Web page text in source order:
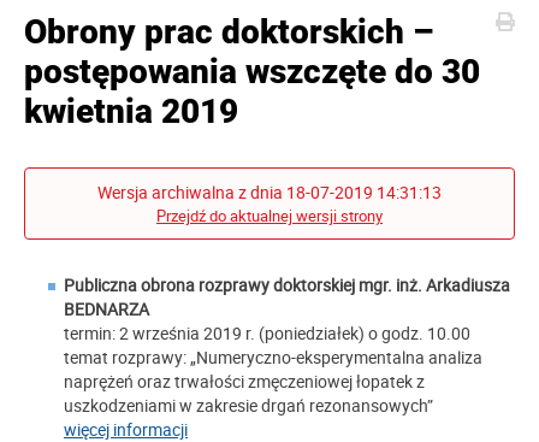
Obrony prac doktorskich –
postępowania wszczęte do 30
kwietnia 2019
Wersja archiwalna z dnia 18-07-2019 14:31:13
Przejdź do aktualnej wersji strony
Publiczna obrona rozprawy doktorskiej mgr. inż. Arkadiusza
BEDNARZA
termin: 2 września 2019 r. (poniedziałek) o godz. 10.00
temat rozprawy: „Numeryczno-eksperymentalna analiza
naprężeń oraz trwałości zmęczeniowej łopatek z
uszkodzeniami w zakresie drgań rezonansowych”
więcej informacji